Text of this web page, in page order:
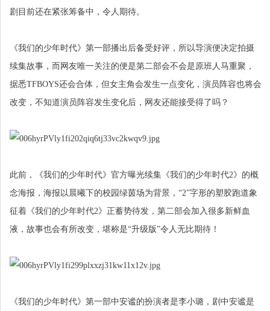
剧目前还在紧张筹备中，令人期待。
《我们的少年时代》第一部播出后备受好评，所以导演便决定拍摄
续集故事，而网友唯一关注的便是第二部会不会是原班人马重聚，
据悉TFBOYS还会合体，但女主角会发生一点变化，演员阵容也将会
改变，不知道演员阵容发生变化后，网友还能接受得了吗？
此前，《我们的少年时代》官方曝光续集《我们的少年时代2》的概
念海报，海报以晨曦下的校园绿茵场为背景，“2”字形的塑胶跑道象
征着《我们的少年时代2》正蓄势待发，第二部会加入很多新鲜血
液，故事也会有所改变，堪称是“升级版”令人无比期待！
《我们的少年时代》第一部中安谧的扮演者是李小璐，剧中安谧是